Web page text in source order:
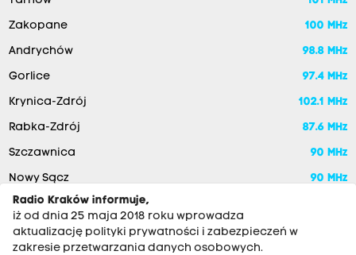
Zakopane 100 MHz
Andrychów 98.8 MHz
Gorlice 97.4 MHz
Krynica-Zdrój 102.1 MHz
Rabka-Zdrój 87.6 MHz
Szczawnica 90 MHz
Nowy Sącz
90 MHz
Radio Kraków informuje,
iż od dnia 25 maja 2018 roku wprowadza
aktualizację polityki prywatności i zabezpieczeń w
zakresie przetwarzania danych osobowych.